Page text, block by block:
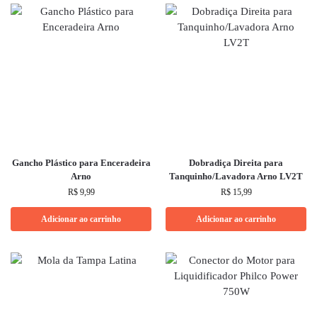
Gancho Plástico para Enceradeira
Arno
R$9,99
Adicionar ao carrinho
Dobradiça Direita para
Tanquinho/Lavadora Arno LV2T
R$15,99
Adicionar ao carrinho